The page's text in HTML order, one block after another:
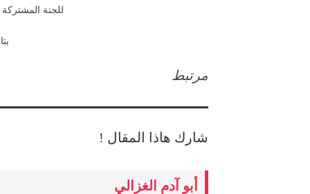
للجنة المشتركة
مرتبط
شارك هاذا المقال !
أبو آدم الغزالي